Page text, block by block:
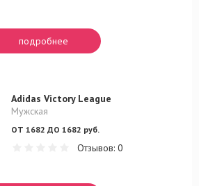
подробнее
Adidas Victory League
Мужская
ОТ 1682 ДО 1682 руб.
Отзывов: 0